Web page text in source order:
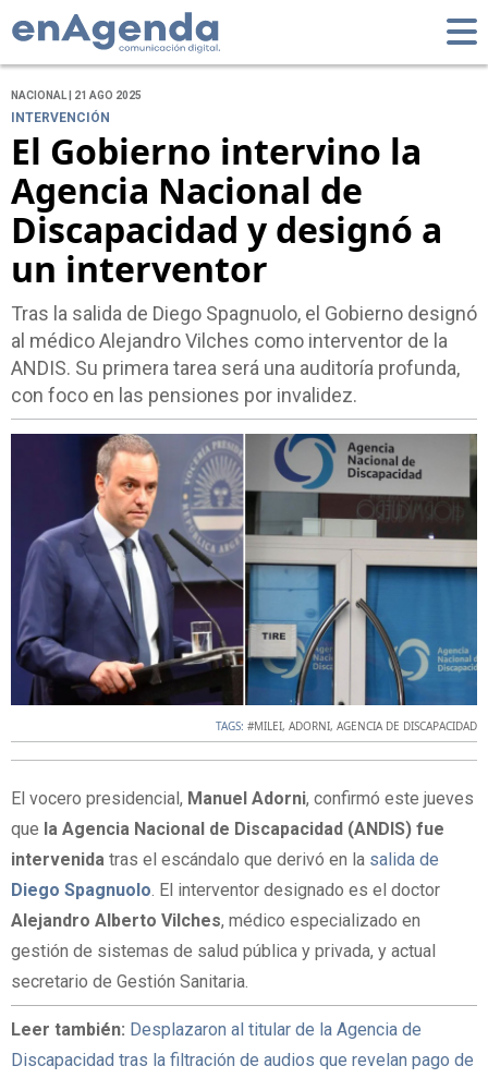
NACIONAL | 21 AGO 2025
INTERVENCIÓN
El Gobierno intervino la
Agencia Nacional de
Discapacidad y designó a
un interventor
Tras la salida de Diego Spagnuolo, el Gobierno designó
al médico Alejandro Vilches como interventor de la
ANDIS. Su primera tarea será una auditoría profunda,
con foco en las pensiones por invalidez.
TAGS: #MILEI, ADORNI, AGENCIA DE DISCAPACIDAD
El vocero presidencial, Manuel Adorni, confirmó este jueves
que la Agencia Nacional de Discapacidad (ANDIS) fue
intervenida tras el escándalo que derivó en la salida de
Diego Spagnuolo. El interventor designado es el doctor
Alejandro Alberto Vilches, médico especializado en
gestión de sistemas de salud pública y privada, y actual
secretario de Gestión Sanitaria.
Leer también: Desplazaron al titular de la Agencia de
Discapacidad tras la filtración de audios que revelan pago de